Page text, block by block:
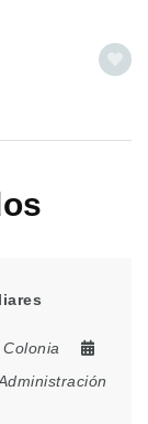
Colonia